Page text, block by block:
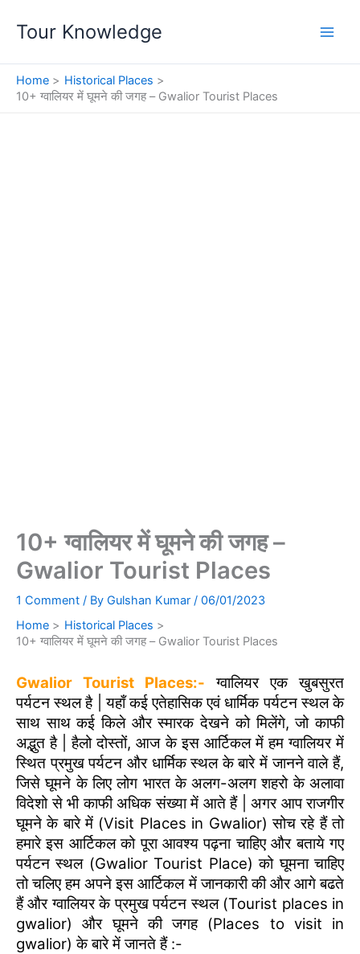
Tour Knowledge
Home
Historical Places
10+ ग्वालियर में घूमने की जगह – Gwalior Tourist Places
10+ ग्वालियर में घूमने की जगह –
Gwalior Tourist Places
1 Comment / By Gulshan Kumar / 06/01/2023
Home
Historical Places
10+ ग्वालियर में घूमने की जगह – Gwalior Tourist Places
Gwalior Tourist Places:-
ग्वालियर एक खुबसुरत
पर्यटन स्थल है | यहाँ कई एतेहासिक एवं धार्मिक पर्यटन स्थल के
साथ साथ कई किले और स्मारक देखने को मिलेंगे, जो काफी
अद्भुत है |हैलो दोस्तों, आज के इस आर्टिकल में हम ग्वालियर में
स्थित प्रमुख पर्यटन और धार्मिक स्थल के बारे में जानने वाले हैं,
जिसे घूमने के लिए लोग भारत के अलग-अलग शहरो के अलावा
विदेशो से भी काफी अधिक संख्या में आते हैं | अगर आप राजगीर
घूमने के बारे में (Visit Places in Gwalior) सोच रहे हैं तो
हमारे इस आर्टिकल को पूरा आवश्य पढ़ना चाहिए और बताये गए
पर्यटन स्थल (Gwalior Tourist Place) को घूमना चाहिए
तो चलिए हम अपने इस आर्टिकल में जानकारी की और आगे बढते
हैं और ग्वालियर के प्रमुख पर्यटन स्थल (Tourist places in
gwalior) और घूमने की जगह (Places to visit in
gwalior) के बारे में जानते हैं :-